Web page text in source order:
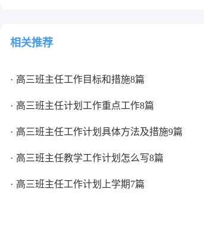
相关推荐
高三班主任工作目标和措施8篇
高三班主任计划工作重点工作8篇
高三班主任工作计划具体方法及措施9篇
高三班主任教学工作计划怎么写8篇
高三班主任工作计划上学期7篇